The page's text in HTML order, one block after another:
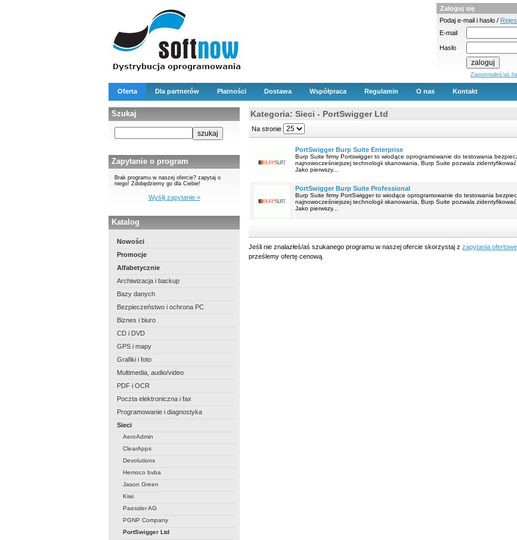
Zaloguj się
Podaj e-mail i hasło /
E-mail
Hasło
Zapomniałeś/aś
Oferta Dla partnerów Płatności Dostawa Współpraca Regulamin O nas Kontakt
Szukaj
Zapytanie o program
Brak programu w naszej ofercie? zapytaj o
niego! Zdobędziemy go dla Ciebie!
Wyślij zapytanie »
Katalog
Nowości
Promocje
Alfabetycznie
Archiwizacja i backup
Bazy danych
Bezpieczeństwo i ochrona PC
Biznes i biuro
CD i DVD
GPS i mapy
Grafiki i foto
Multimedia, audio/video
PDF i OCR
Poczta elektroniczna i fax
Programowanie i diagnostyka
Sieci
AeroAdmin
ClearApps
Devolutions
Hemoco bvba
Jason Green
Kiwi
Paessler AG
PGNP Company
PortSwigger Ltd
Kategoria: Sieci - PortSwigger Ltd
Na stronie
PortSwigger Burp Suite Enterprise
Burp Suite firmy Portswigger to wiodące oprogramowanie do testowania
najnowocześniejszej technologii skanowania, Burp Suite pozwala
Jako pierwszy...
PortSwigger Burp Suite Professional
Burp Suite firmy PortSwigger to wiodące oprogramowanie do testowania
najnowocześniejszej technologii skanowania, Burp Suite pozwala
Jako pierwszy...
Jeśli nie znalazłeś/aś szukanego programu w naszej ofercie skorzystaj z zapytania
prześlemy ofertę cenową.